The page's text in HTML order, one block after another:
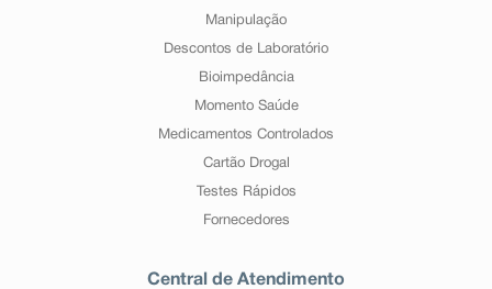
Manipulação
Descontos de Laboratório
Bioimpedância
Momento Saúde
Medicamentos Controlados
Cartão Drogal
Testes Rápidos
Fornecedores
Central de Atendimento